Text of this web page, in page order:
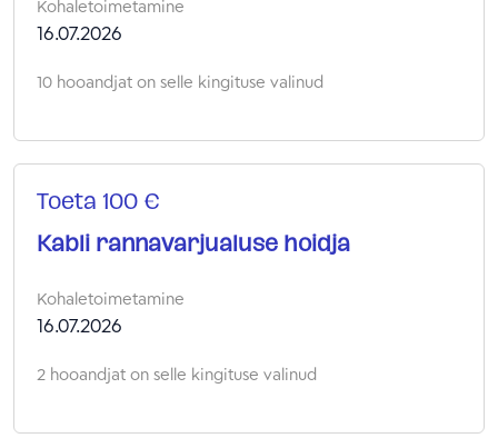
Kohaletoimetamine
16.07.2026
10 hooandjat on selle kingituse valinud
Toeta 100 €
Kabli rannavarjualuse hoidja
Kohaletoimetamine
16.07.2026
2 hooandjat on selle kingituse valinud